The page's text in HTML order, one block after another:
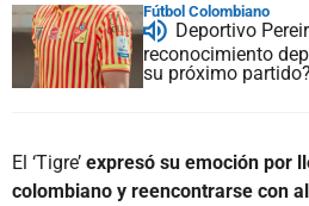
Fútbol Colombiano
Deportivo
reconocimiento
su próximo partido?
El ‘Tigre’ expresó su emoción por
colombiano y reencontrarse con